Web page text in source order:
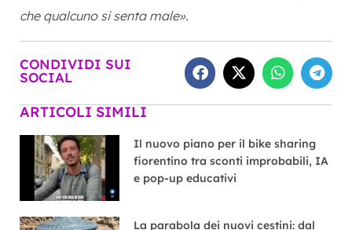
che qualcuno si senta male».
CONDIVIDI SUI
SOCIAL
ARTICOLI SIMILI
Il nuovo piano per il bike sharing
fiorentino tra sconti improbabili, IA
e pop-up educativi
La parabola dei nuovi cestini: dal